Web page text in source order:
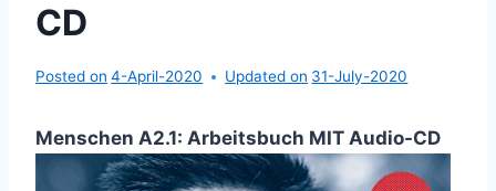
CD
Posted on 4-April-2020 Updated on 31-July-2020
Menschen A2.1: Arbeitsbuch MIT Audio-CD